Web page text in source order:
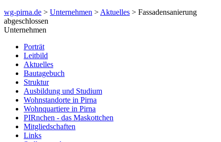
wg-pirna.de > Unternehmen > Aktuelles > Fassadensanierung
abgeschlossen
Unternehmen
Porträt
Leitbild
Aktuelles
Bautagebuch
Struktur
Ausbildung und Studium
Wohnstandorte in Pirna
Wohnquartiere in Pirna
PIRnchen - das Maskottchen
Mitgliedschaften
Links